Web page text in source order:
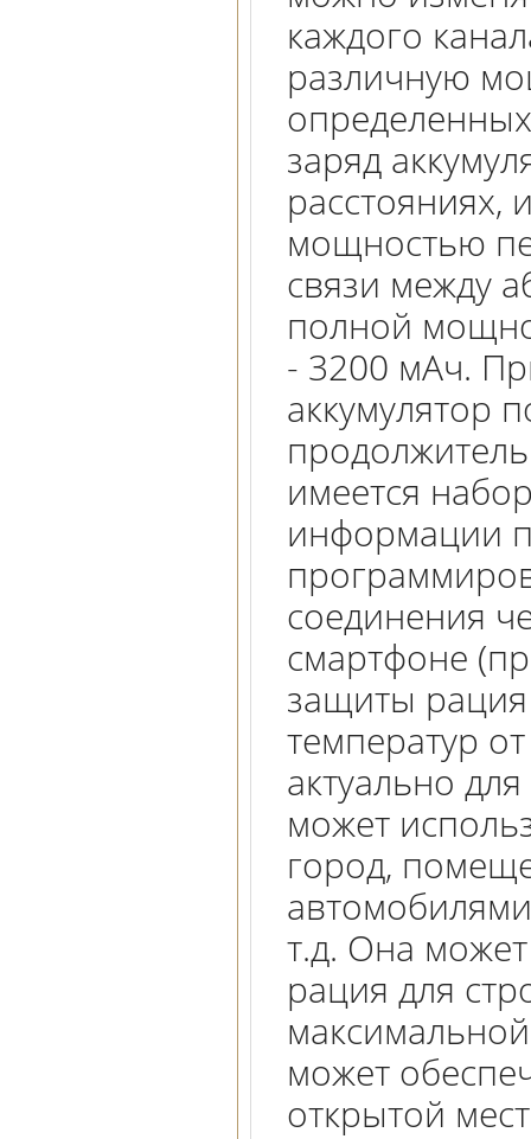
каждого
различную
заряд
расстояниях,
мощностью
связи между
полной
- 3200 мАч.
аккумулятор
имеется
информации
соединения
смартфоне
защиты
температур
актуально
может
город,
т.д. Она
рация для
может
открытой